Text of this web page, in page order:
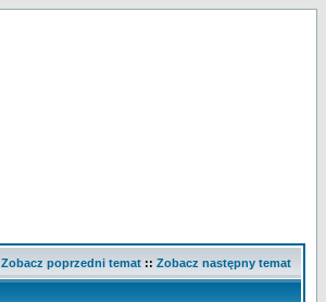
Zobacz poprzedni temat :: Zobacz następny temat